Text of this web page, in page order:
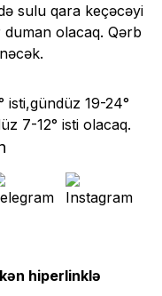
sulu qara keçəcəyi
olacaq. Qərb
isti,gündüz 19-24°
7-12° isti olacaq.
hiperlinklə